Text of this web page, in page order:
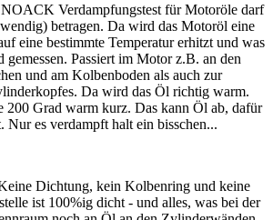
Verdampfungstest für Motoröle darf
betragen. Da wird das Motoröl eine
eine bestimmte Temperatur erhitzt und was
Passiert im Motor z.B. an den
und am Kolbenboden als auch zur
Da wird das Öl richtig warm.
200 Grad warm kurz. Das kann Öl ab, dafür
Nur es verdampft halt ein bisschen...
Dichtung, kein Kolbenring und keine
ist 100%ig dicht - und alles, was bei der